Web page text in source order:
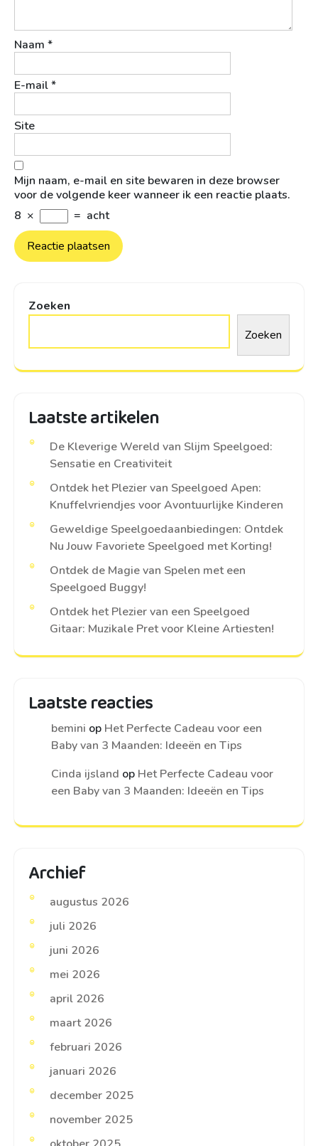
Naam *
E-mail*
Site
Mijn naam, e-mail en site bewaren in deze browser
voor de volgende keer wanneer ik een reactie plaats.
8 × = acht
Zoeken
Zoeken
Laatste artikelen
De Kleverige Wereld van Slijm Speelgoed:
Sensatie en Creativiteit
Ontdek het Plezier van Speelgoed Apen:
Knuffelvriendjes voor Avontuurlijke Kinderen
Geweldige Speelgoedaanbiedingen: Ontdek
Nu Jouw Favoriete Speelgoed met Korting!
Ontdek de Magie van Spelen met een
Speelgoed Buggy!
Ontdek het Plezier van een Speelgoed
Gitaar: Muzikale Pret voor Kleine Artiesten!
Laatste reacties
bemini op Het Perfecte Cadeau voor een
Baby van 3 Maanden: Ideeën en Tips
Cinda ijsland op Het Perfecte Cadeau voor
een Baby van 3 Maanden: Ideeën en Tips
Archief
augustus 2026
juli 2026
juni 2026
mei 2026
april 2026
maart 2026
februari 2026
januari 2026
december 2025
november 2025